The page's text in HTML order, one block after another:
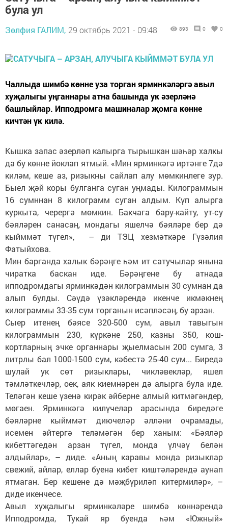
була ул
Зөлфия ГАЛИМ, 29 октябрь 2021 - 09:48 893 0 0
Чаллыда шимбә көнне уза торган ярминкәләргә авыл
хуҗалыгы уңганнары атна башында ук әзерләнә
башлыйлар. Ипподромга машиналар җомга көнне
кичтән үк килә.
Кышка запас әзерләп калырга тырышкан шәһәр халкы
да бу көнне йоклап ятмый. «Мин ярминкәгә иртәнге 7дә
киләм, кеше аз, ризыкны сайлап алу мөмкинлеге зур.
Быел җәй коры булганга суган уңмады. Килограммын
16 сумннан 8 килограмм суган алдым. Күп алырга
куркыта, черергә мөмкин. Бакчага бару-кайту, ут-су
бәяләрен санасаң, мондагы яшелчә бәяләре бер дә
кыйммәт түгел», – ди ТЭЦ хезмәткәре Гүзәлия
Фатыйхова.
Мин барганда халык бәрәңге һәм ит сатучылар янына
чиратка баскан иде. Бәрәңгене бу атнада
ипподромдагы ярминкәдән килограммын 30 сумнан да
алып булды. Сәүдә үзәкләрендә икенче икмәкнең
килограммы 33-35 сум торганын исәпләсәң, бу арзан.
Сыер итенең бәясе 320-500 сум, авыл тавыгын
килограммын 230, күркәне 250, казны 350, кош-
кортларның эчке органнары җыелмасын 200 сумга, 3
литрлы бал 1000-1500 сум, кәбестә 25-40 сум... Биредә
шулай ук сөт ризыклары, чикләвекләр, яшел
тәмләткечләр, оек, аяк киемнәрен дә алырга була иде.
Теләгән кеше үзенә кирәк әйберне алмый китмәгәндер,
мөгаен. Ярминкәгә килүчеләр арасында биредәге
бәяләрне кыйммәт диючеләр әлләни очрамады,
исемен әйтергә теләмәгән бер ханым: «Бәяләр
кибеттәгедән арзан түгел, монда үлчәү белән
алдыйлар», – диде. «Аның каравы монда ризыклар
свежий, айлар, еллар буена кибет киштәләрендә аунап
ятмаган. Бер кешене дә мәҗбүриләп китермиләр», –
диде икенчесе.
Авыл хуҗалыгы ярминкәләре шимбә көннәрендә
Ипподромда, Тукай яр буенда һәм «Южный»